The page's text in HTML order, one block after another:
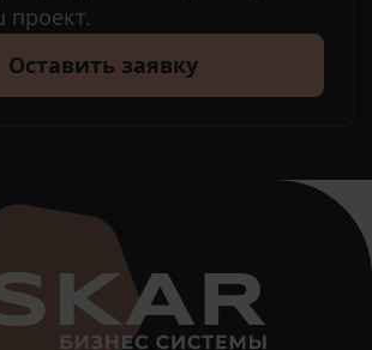
проект.
Оставить заявку